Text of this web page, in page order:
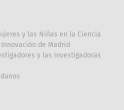
y las Niñas en la Ciencia
de Madrid
y las Investigadoras